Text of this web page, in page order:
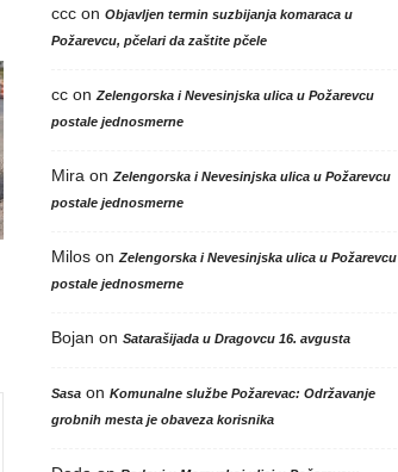
cccon Objavljen termin suzbijanja komaraca u
Požarevcu, pčelari da zaštite pčele
ccon Zelengorska i Nevesinjska ulica u Požarevcu
postale jednosmerne
Mira on Zelengorska i Nevesinjska ulica u Požarevcu
postale jednosmerne
Miloson Zelengorska i Nevesinjska ulica u Požarevcu
postale jednosmerne
Bojan on Satarašijada u Dragovcu 16. avgusta
Sasaon Komunalne službe Požarevac: Održavanje
grobnih mesta je obaveza korisnika